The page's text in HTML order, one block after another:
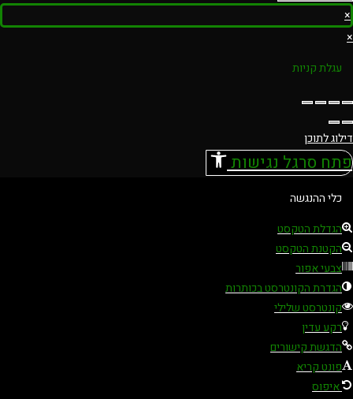
×
×
עגלת קניות
דילוג לתוכן
פתח סרגל נגישות
כלי ההנגשה
הגדלת הטקסט
הקטנת הטקסט
צבעי אפור
הגדרת הקונטרסט בכותרות
קונטרסט שלילי
רקע עדין
הדגשת קישורים
פונט קריא
איפוס